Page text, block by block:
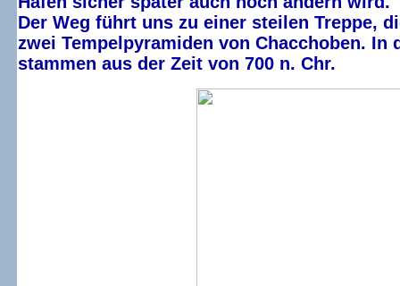
Der Weg führt uns zu einer steilen Treppe,
zwei Tempelpyramiden von Chacchoben.
stammen aus der Zeit von 700 n. Chr.